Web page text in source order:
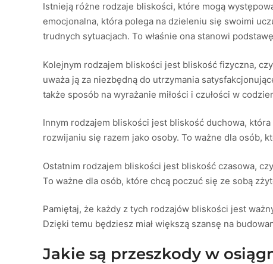
Istnieją różne rodzaje bliskości, które mogą
emocjonalna, która polega na dzieleniu się swoimi
trudnych sytuacjach. To właśnie ona stanowi
Kolejnym rodzajem bliskości jest bliskość fizyczna,
uważa ją za niezbędną do utrzymania
także sposób na wyrażanie miłości i czułości w
Innym rodzajem bliskości jest bliskość duchowa,
rozwijaniu się razem jako osoby. To ważne dla osób,
Ostatnim rodzajem bliskości jest bliskość czasowa,
To ważne dla osób, które chcą poczuć się ze sobą
Pamiętaj, że każdy z tych rodzajów bliskości jest
Dzięki temu będziesz miał większą szansę na
Jakie są przeszkody w